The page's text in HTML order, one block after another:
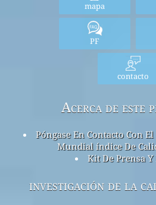
mapa
PF
contacto
Acerca de este
Póngase En Contacto Con
Mundial índice De
Kit De Prensa
investigación de la